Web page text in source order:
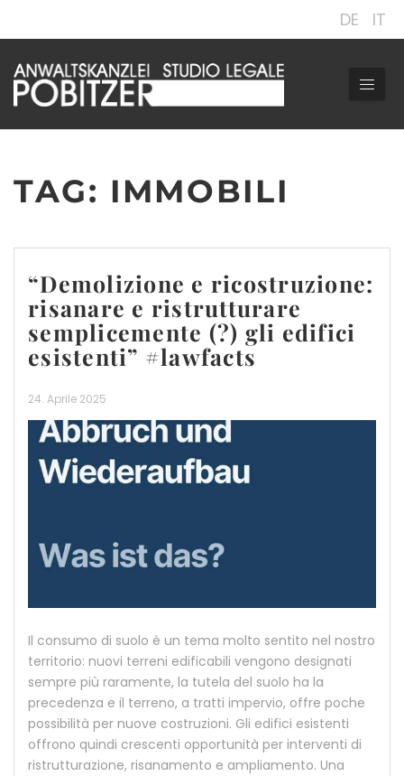
DE IT
TAG: IMMOBILI
“Demolizione e ricostruzione:
risanare e ristrutturare
semplicemente (?) gli edifici
esistenti” #lawfacts
24. Aprile 2025
Il consumo di suolo è un tema molto sentito nel nostro
territorio: nuovi terreni edificabili vengono designati
sempre più raramente, la tutela del suolo ha la
precedenza e il terreno, a tratti impervio, offre poche
possibilità per nuove costruzioni. Gli edifici esistenti
offrono quindi crescenti opportunità per interventi di
ristrutturazione, risanamento e ampliamento. Una